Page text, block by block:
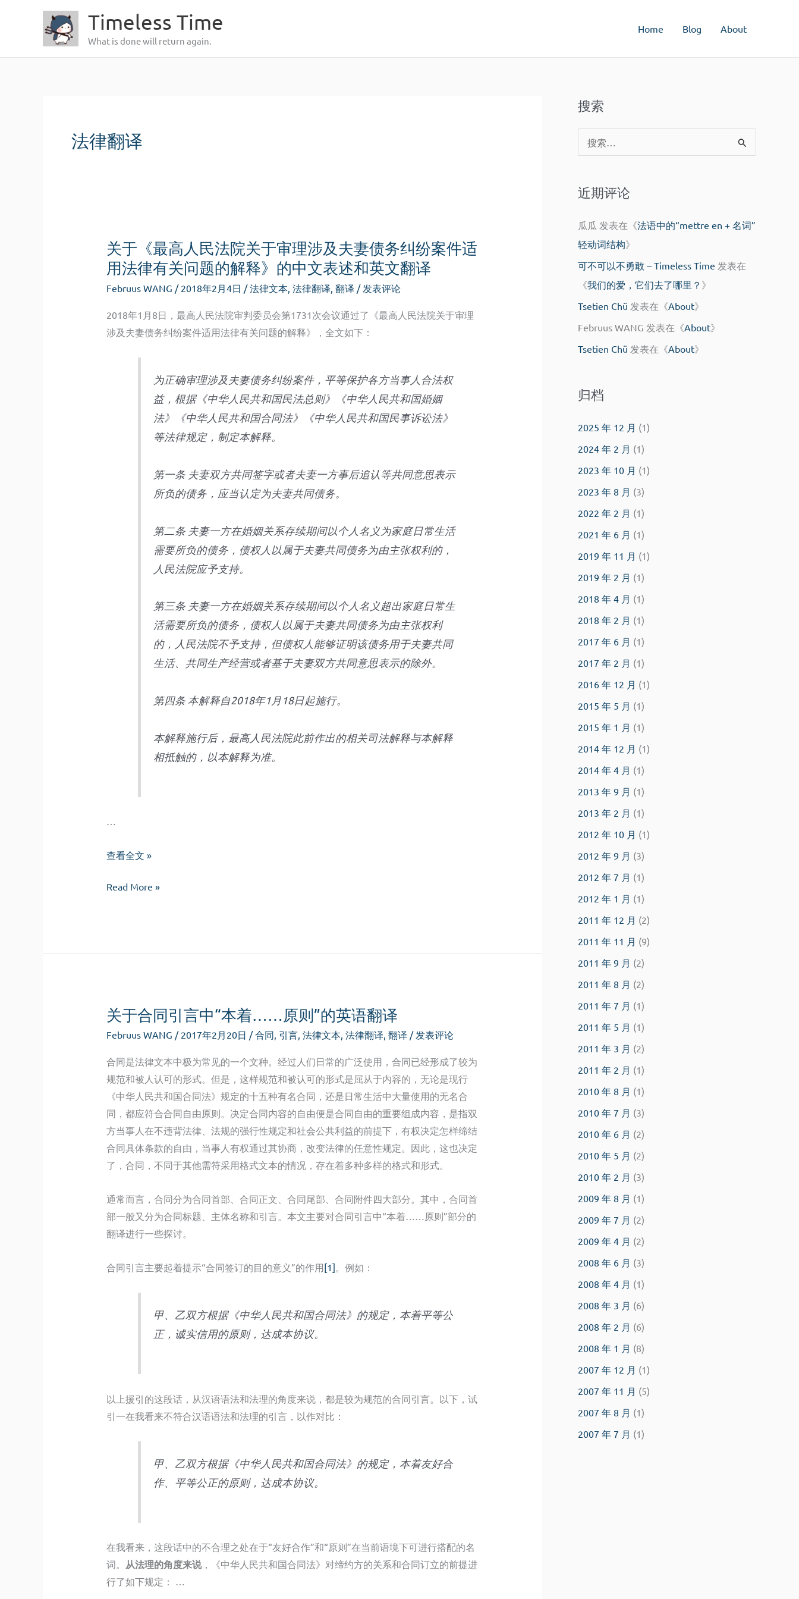
容
Timeless Time
What is done will return again.
Home Blog About
法律翻译
关于《最高人民法院关于审理涉及夫妻债务纠纷案件适
用法律有关问题的解释》的中文表述和英文翻译
Februus WANG / 2018年2月4日 /法律文本, 法律翻译 翻译 / 发表评论
2018年1月8日，最高人民法院审判委员会第1731次会议通过了《最高人民法院关于审理
涉及夫妻债务纠纷案件适用法律有关问题的解释》，全文如下：
为正确审理涉及夫妻债务纠纷案件，平等保护各方当事人合法权
益，根据《中华人民共和国民法总则》《中华人民共和国婚姻
法》《中华人民共和国合同法》《中华人民共和国民事诉讼法》
等法律规定，制定本解释。
第一条 夫妻双方共同签字或者夫妻一方事后追认等共同意思表示
所负的债务，应当认定为夫妻共同债务。
第二条 夫妻一方在婚姻关系存续期间以个人名义为家庭日常生活
需要所负的债务，债权人以属于夫妻共同债务为由主张权利的，
人民法院应予支持。
第三条 夫妻一方在婚姻关系存续期间以个人名义超出家庭日常生
活需要所负的债务，债权人以属于夫妻共同债务为由主张权利
的，人民法院不予支持，但债权人能够证明该债务用于夫妻共同
生活、共同生产经营或者基于夫妻双方共同意思表示的除外。
第四条 本解释自2018年1月18日起施行。
本解释施行后，最高人民法院此前作出的相关司法解释与本解释
相抵触的，以本解释为准。
…
关
《最
法
于
审
涉
及
夫
妻
债
务
纠
案
件
适
法
释》
的
文
翻
译
查看全文 »
关
人
院
关
于
审
理
涉
及
夫
妻
债
纠
纷
案
适
的
解
和
英
文
Read More »
关于合同引言中“本着……原则”的英语翻译
Februus WANG / 2017年2月20日 /合同, 引言, 法律文本, 法律翻译, 翻译 / 发表评论
合同是法律文本中极为常见的一个文种。经过人们日常的广泛使用，合同已经形成了较为
规范和被人认可的形式。但是，这样规范和被认可的形式是屈从于内容的，无论是现行
《中华人民共和国合同法》规定的十五种有名合同，还是日常生活中大量使用的无名合
同，都应符合合同自由原则。决定合同内容的自由便是合同自由的重要组成内容，是指双
方当事人在不违背法律、法规的强行性规定和社会公共利益的前提下，有权决定怎样缔结
合同具体条款的自由，当事人有权通过其协商，改变法律的任意性规定。因此，这也决定
了，合同，不同于其他需符采用格式文本的情况，存在着多种多样的格式和形式。
通常而言，合同分为合同首部、合同正文、合同尾部、合同附件四大部分。其中，合同首
部一般又分为合同标题、主体名称和引言。本文主要对合同引言中“本着……原则”部分的
翻译进行一些探讨。
合同引言主要起着提示“合同签订的目的意义”的作用[1]。例如：
甲、乙双方根据《中华人民共和国合同法》的规定，本着平等公
正，诚实信用的原则，达成本协议。
以上援引的这段话，从汉语语法和法理的角度来说，都是较为规范的合同引言。以下，试
引一在我看来不符合汉语语法和法理的引言，以作对比：
甲、乙双方根据《中华人民共和国合同法》的规定，本着友好合
作、平等公正的原则，达成本协议。
在我看来，这段话中的不合理之处在于“友好合作”和“原则”在当前语境下可进行搭配的名
词。
从法理的角度来说，《中华人民共和国合同法》对缔约方的关系和合同订立的前提进
行了如下规定： …
搜索
索
近期评论
瓜瓜 发表在《法语中的“mettre en + 名词”
轻动词结构》
可不可以不勇敢 – Timeless Time 发表在
《我们的爱，它们去了哪里？ 》
Tsetien Chü 发表在《About》
Februus WANG 发表在《About》
Tsetien Chü 发表在《About》
归档
2025 年 12 月 (1)
2024 年 2 月 (1)
2023 年 10 月 (1)
2023 年 8 月 (3)
2022 年 2 月 (1)
2021 年 6 月 (1)
2019 年 11 月 (1)
2019 年 2 月 (1)
2018 年 4 月 (1)
2018 年 2 月 (1)
2017 年 6 月 (1)
2017 年 2 月 (1)
2016 年 12 月 (1)
2015 年 5 月 (1)
2015 年 1 月 (1)
2014 年 12 月 (1)
2014 年 4 月 (1)
2013 年 9 月 (1)
2013 年 2 月 (1)
2012 年 10 月 (1)
2012 年 9 月 (3)
2012 年 7 月 (1)
2012 年 1 月 (1)
2011 年 12 月 (2)
2011 年 11 月 (9)
2011 年 9 月 (2)
2011 年 8 月 (2)
2011 年 7 月 (1)
2011 年 5 月 (1)
2011 年 3 月 (2)
2011 年 2 月 (1)
2010 年 8 月 (1)
2010 年 7 月 (3)
2010 年 6 月 (2)
2010 年 5 月 (2)
2010 年 2 月 (3)
2009 年 8 月 (1)
2009 年 7 月 (2)
2009 年 4 月 (2)
2008 年 6 月 (3)
2008 年 4 月 (1)
2008 年 3 月 (6)
2008 年 2 月 (6)
2008 年 1 月 (8)
2007 年 12 月 (1)
2007 年 11 月 (5)
2007 年 8 月 (1)
2007 年 7 月 (1)